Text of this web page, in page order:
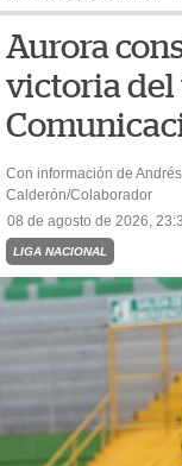
Aurora
victoria del
Con información de Andrés
Calderón/Colaborador
08 de agosto de 2026,
LIGA NACIONAL